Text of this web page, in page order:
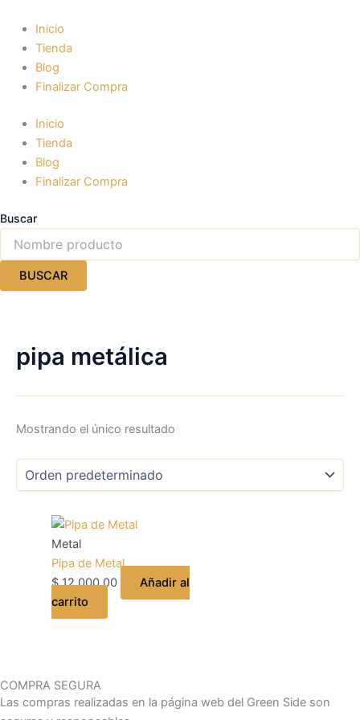
contenido
Inicio
Tienda
Blog
Finalizar Compra
Inicio
Tienda
Blog
Finalizar Compra
Buscar
BUSCAR
pipa metálica
Mostrando el único resultado
Metal
Pipa de Metal
$12.000,00
Añadir al
carrito
COMPRA SEGURA
Las compras realizadas en la página web del Green Side son